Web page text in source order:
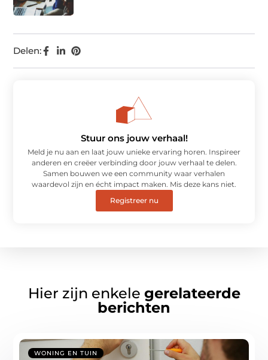
Delen:
Stuur ons jouw verhaal!
Meld je nu aan en laat jouw unieke ervaring horen. Inspireer
anderen en creëer verbinding door jouw verhaal te delen.
Samen bouwen we een community waar verhalen
waardevol zijn en écht impact maken. Mis deze kans niet.
Registreer nu
Hier zijn enkele gerelateerde
berichten
WONING EN TUIN